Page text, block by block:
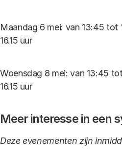
Maandag 6 mei: van 13:45 tot
16.15 uur
Woensdag 8 mei: van 13:45
16.15 uur
Meer interesse in een
Deze evenementen zijn